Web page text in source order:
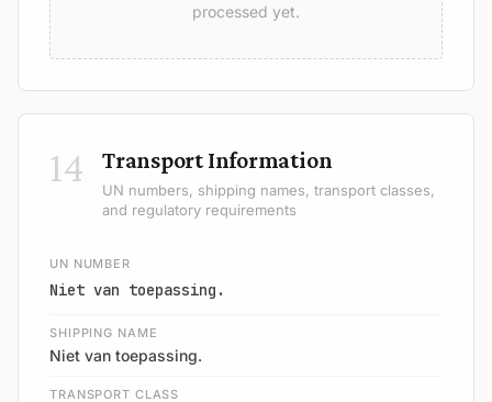
processed yet.
14 Transport Information
UN numbers, shipping names, transport classes,
and regulatory requirements
UN NUMBER
Niet van toepassing.
SHIPPING NAME
Niet van toepassing.
TRANSPORT CLASS